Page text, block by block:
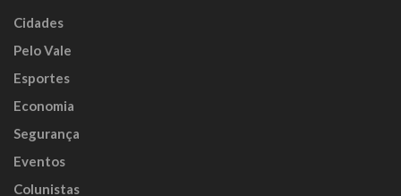
Cidades
Pelo Vale
Esportes
Economia
Segurança
Eventos
Colunistas